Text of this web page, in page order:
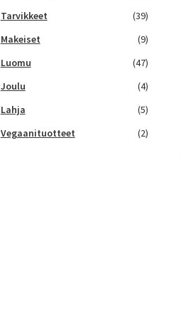
Tarvikkeet
(39)
Makeiset
(9)
Luomu
(47)
Joulu
(4)
Lahja
(5)
Vegaanituotteet
(2)